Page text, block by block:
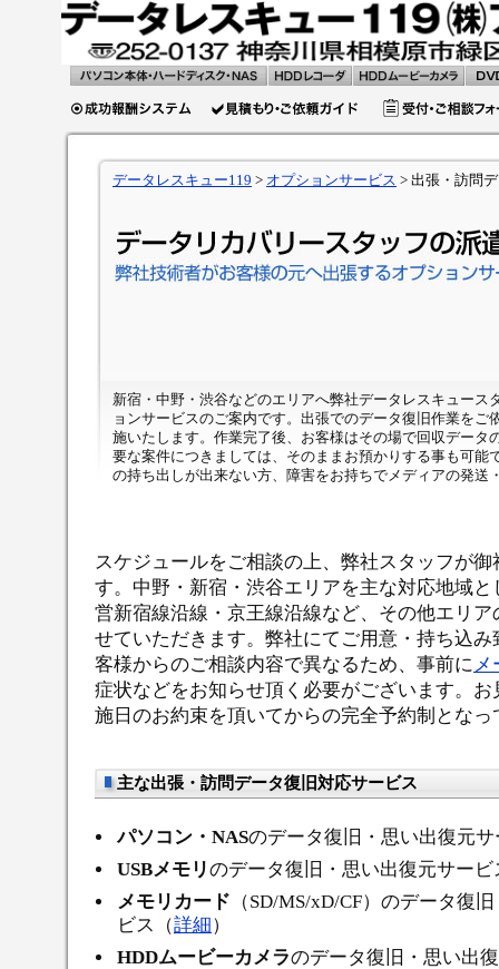
復旧
ダのビデオ
復活・復旧
HDDムービーカ
メラのビデオ復
活・復旧
レイ
タ・
復活
費用一覧
ォーム
データレスキュー119 > オプションサービス > 出張・訪問
新宿・中野・渋谷などのエリアへ弊社データレスキュー
ョンサービスのご案内です。出張でのデータ復旧作業を
施いたします。作業完了後、お客様はその場で回収デー
要な案件につきましては、そのままお預かりする事も可
の持ち出しが出来ない方、障害をお持ちでメディアの発
スケジュールをご相談の上、弊社スタッフが
す。中野・新宿・渋谷エリアを主な対応地域
営新宿線沿線・京王線沿線など、その他エリ
せていただきます。弊社にてご用意・持ち込
客様からのご相談内容で異なるため、事前にメ
症状などをお知らせ頂く必要がございます。
施日のお約束を頂いてからの完全予約制となっ
主な出張・訪問データ復旧対応サービス
パソコン・NASのデータ復旧・思い出復元
USBメモリのデータ復旧・思い出復元サービ
メモリカード （SD/MS/xD/CF）のデータ復
ビス（詳細）
HDDムービーカメラのデータ復旧・思い出